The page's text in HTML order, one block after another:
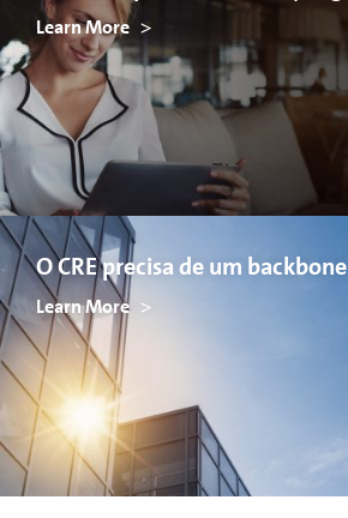
Learn More
O CRE precisa de um backbone
Learn More